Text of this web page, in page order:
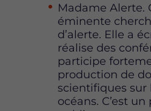
Madame Alerte.
éminente
d’alerte. Elle a
réalise des
participe
production de
scientifiques sur
océans. C’est